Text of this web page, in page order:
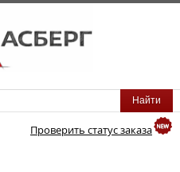
Проверить статус заказа